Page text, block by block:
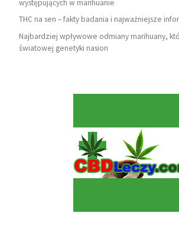
występujących w marihuanie
THC na sen – fakty badania i najważniejsze
Najbardziej wpływowe odmiany marihuany,
światowej genetyki nasion